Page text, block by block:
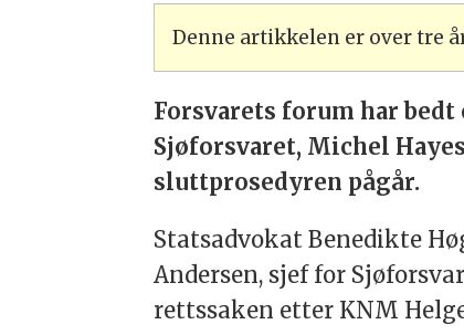
Denne artikkelen er over tre
Forsvarets forum har
Sjøforsvaret, Michel
sluttprosedyren pågår.
Statsadvokat Benedikte
Andersen, sjef for
rettssaken etter KNM